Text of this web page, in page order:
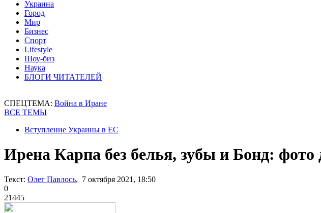
Украина
Город
Мир
Бизнес
Спорт
Lifestyle
Шоу-биз
Наука
БЛОГИ ЧИТАТЕЛЕЙ
СПЕЦТЕМА: Война в Иране
ВСЕ ТЕМЫ
Вступление Украины в ЕС
Ирена Карпа без белья, зубы и Бонд: фото
Текст: Олег Павлось, 7 октября 2021, 18:50
0
21445